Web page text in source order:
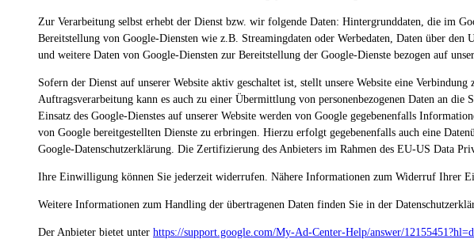
Zur Verarbeitung selbst erhebt der Dienst bzw. wir folgende Daten: Hintergrunddaten, die im
Bereitstellung von Google-Diensten wie z.B. Streamingdaten oder Werbedaten, Daten über
und weitere Daten von Google-Diensten zur Bereitstellung der Google-Dienste bezogen auf
Sofern der Dienst auf unserer Website aktiv geschaltet ist, stellt unsere Website eine
Auftragsverarbeitung kann es auch zu einer Übermittlung von personenbezogenen Daten an
Einsatz des Google-Dienstes auf unserer Website werden von Google gegebenenfalls
von Google bereitgestellten Dienste zu erbringen. Hierzu erfolgt gegebenenfalls auch eine
Google-Datenschutzerklärung. Die Zertifizierung des Anbieters im Rahmen des EU-US Data
Ihre Einwilligung können Sie jederzeit widerrufen. Nähere Informationen zum Widerruf Ihrer
Weitere Informationen zum Handling der übertragenen Daten finden Sie in der
Der Anbieter bietet unter https://support.google.com/My-Ad-Center-Help/answer/